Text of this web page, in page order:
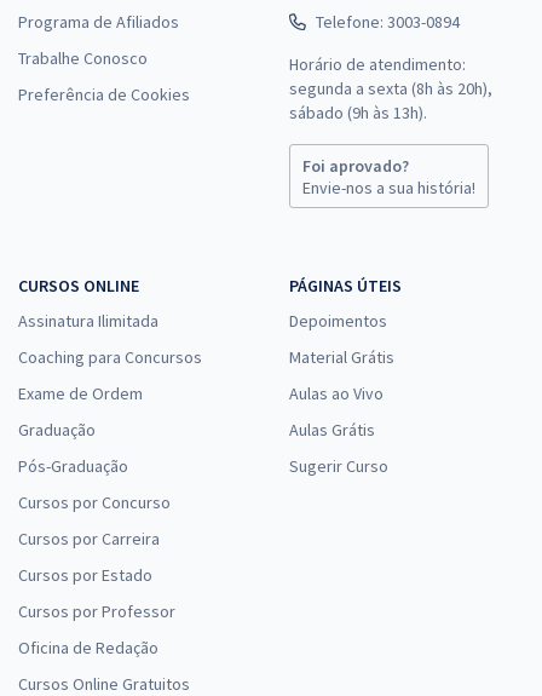
Programa de Afiliados
Trabalhe Conosco
Preferência de Cookies
Telefone: 3003-0894
Horário de atendimento:
segunda a sexta (8h às 20h),
sábado (9h às 13h).
Foi aprovado?
Envie-nos a sua história!
CURSOS ONLINE
Assinatura Ilimitada
Coaching para Concursos
Exame de Ordem
Graduação
Pós-Graduação
Cursos por Concurso
Cursos por Carreira
Cursos por Estado
Cursos por Professor
Oficina de Redação
Cursos Online Gratuitos
PÁGINAS ÚTEIS
Depoimentos
Material Grátis
Aulas ao Vivo
Aulas Grátis
Sugerir Curso